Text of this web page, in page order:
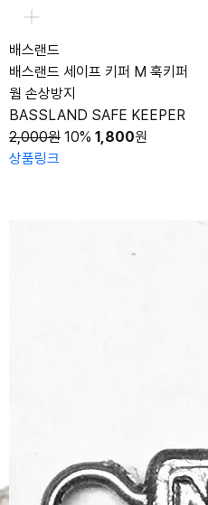
배스랜드
배스랜드 세이프 키퍼 M 훅키퍼
웜 손상방지
BASSLAND SAFE KEEPER
2,000원 10% 1,800원
상품링크